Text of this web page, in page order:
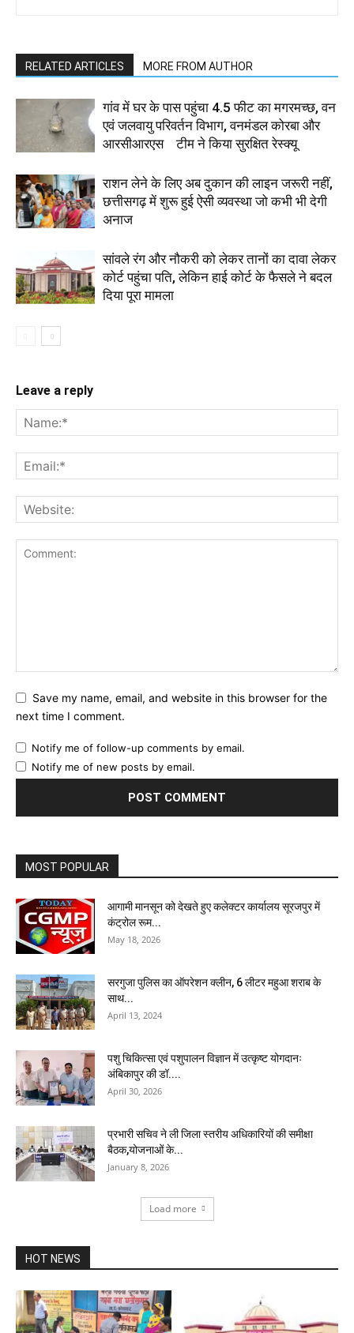
RELATED ARTICLES MORE FROM AUTHOR
गांव में घर के पास पहुंचा 4.5 फीट का मगरमच्छ, वन
एवं जलवायु परिवर्तन विभाग, वनमंडल कोरबा और
आरसीआरएस टीम ने किया सुरक्षित रेस्क्यू
राशन लेने के लिए अब दुकान की लाइन जरूरी नहीं,
छत्तीसगढ़ में शुरू हुई ऐसी व्यवस्था जो कभी भी देगी
अनाज
सांवले रंग और नौकरी को लेकर तानों का दावा लेकर
कोर्ट पहुंचा पति, लेकिन हाई कोर्ट के फैसले ने बदल
दिया पूरा मामला
Leave a reply
Save my name, email, and website in this browser for the
next time I comment.
Notify me of follow-up comments by email.
Notify me of new posts by email.
MOST POPULAR
आगामी मानसून को देखते हुए कलेक्टर कार्यालय सूरजपुर में
कंट्रोल रूम...
May 18, 2026
सरगुजा पुलिस का ऑपरेशन क्लीन, 6 लीटर महुआ शराब के
साथ...
April 13, 2024
पशु चिकित्सा एवं पशुपालन विज्ञान में उत्कृष्ट योगदानः
अंबिकापुर की डॉ....
April 30, 2026
प्रभारी सचिव ने ली जिला स्तरीय अधिकारियों की समीक्षा
बैठक,योजनाओं के...
January 8, 2026
Load more
HOT NEWS